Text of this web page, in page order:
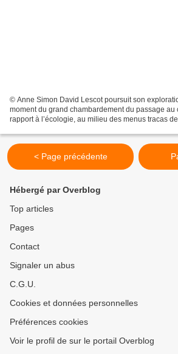
© Anne Simon David Lescot poursuit son
moment du grand chambardement du passage au
rapport à l’écologie, au milieu des menus tracas
< Page précédente
Hébergé par Overblog
Top articles
Pages
Contact
Signaler un abus
C.G.U.
Cookies et données personnelles
Préférences cookies
Voir le profil de sur le portail Overblog